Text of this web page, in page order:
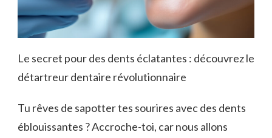
Le secret pour des dents éclatantes : découvrez le
détartreur dentaire révolutionnaire
Tu rêves de sapotter tes sourires avec des dents
éblouissantes ? Accroche-toi, car nous allons